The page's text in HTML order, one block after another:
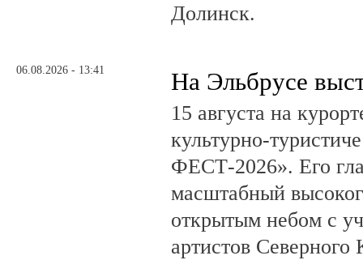
Долинск.
06.08.2026 - 13:41 На Эльбрусе
15 августа на
культурно-
ФЕСТ-2026». Его
масштабный
открытым небом с
артистов Северного